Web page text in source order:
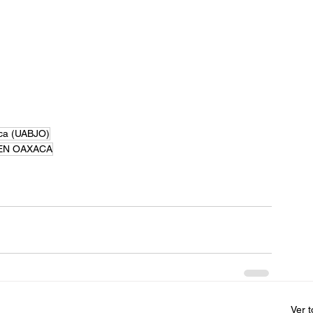
(UABJO)
OAXACA
Ver